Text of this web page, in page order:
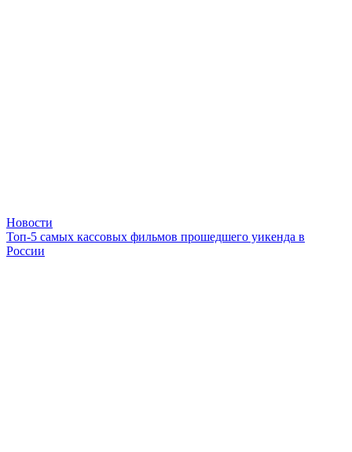
Новости
Топ-5 самых кассовых фильмов прошедшего уикенда в
России